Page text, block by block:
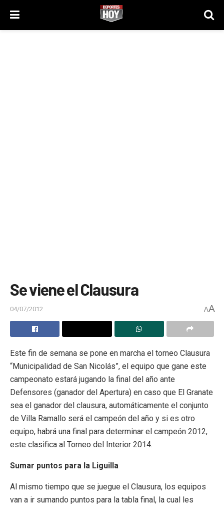
Se viene el Clausura
04/07/2012 AA
Este fin de semana se pone en marcha el torneo Clausura
“Municipalidad de San Nicolás”, el equipo que gane este
campeonato estará jugando la final del año ante
Defensores (ganador del Apertura) en caso que El Granate
sea el ganador del clausura, automáticamente el conjunto
de Villa Ramallo será el campeón del año y si es otro
equipo, habrá una final para determinar el campeón 2012,
este clasifica al Torneo del Interior 2014.
Sumar puntos para la Liguilla
Al mismo tiempo que se juegue el Clausura, los equipos
van a ir sumando puntos para la tabla final, la cual les